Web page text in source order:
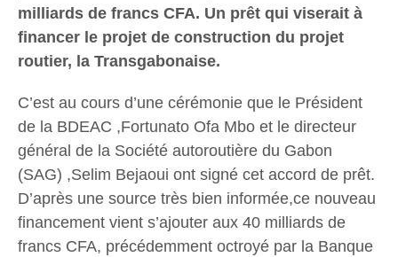
milliards de francs CFA. Un prêt qui viserait à
financer le projet de construction du projet
routier, la Transgabonaise.
C’est au cours d’une cérémonie que le Président
de la BDEAC ,Fortunato Ofa Mbo et le directeur
général de la Société autoroutière du Gabon
(SAG) ,Selim Bejaoui ont signé cet accord de prêt.
D’après une source très bien informée,ce nouveau
financement vient s’ajouter aux 40 milliards de
francs CFA, précédemment octroyé par la Banque